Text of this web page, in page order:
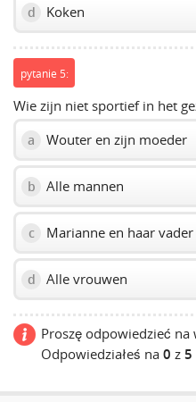
d Koken
pytanie 5:
Wie zijn niet sportief in het
a Wouter en zijn moeder
b Alle mannen
c Marianne en haar vader
d Alle vrouwen
Proszę odpowiedzieć na
Odpowiedziałeś na 0 z 5